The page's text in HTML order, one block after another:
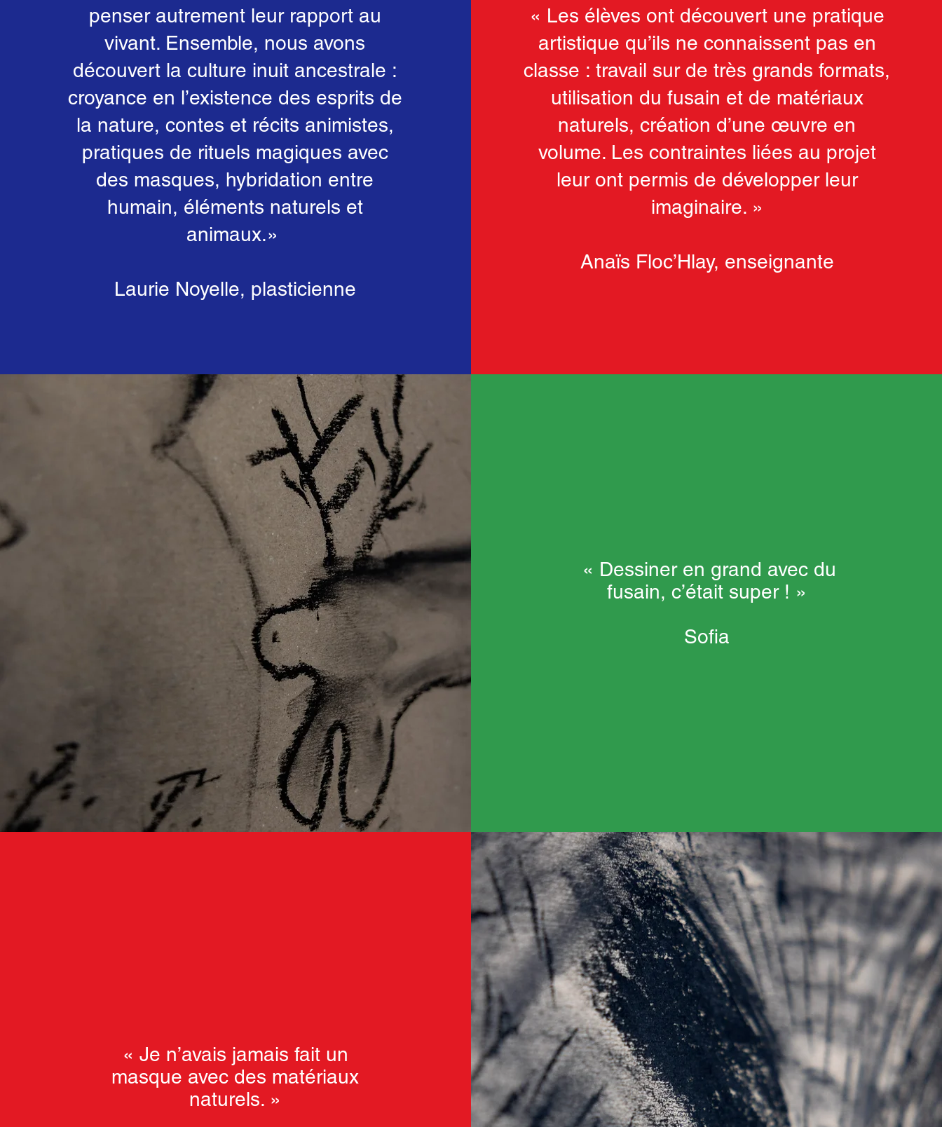
penser autrement leur rapport au
vivant. Ensemble, nous avons
découvert la culture inuit ancestrale :
croyance en l’existence des esprits de
la nature, contes et récits animistes,
pratiques de rituels magiques avec
des masques, hybridation entre
humain, éléments naturels et
animaux.»
Laurie Noyelle, plasticienne
« Les élèves ont découvert une pratique
artistique qu’ils ne connaissent pas en
classe : travail sur de très grands formats,
utilisation du fusain et de matériaux
naturels, création d’une œuvre en
volume. Les contraintes liées au projet
leur ont permis de développer leur
imaginaire. »
Anaïs Floc’Hlay, enseignante
« Dessiner en grand avec du
fusain, c’était super ! »
Sofia
« Je n’avais jamais fait un
masque avec des matériaux
naturels. »